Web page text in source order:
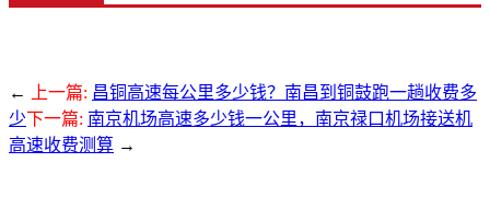
← 上一篇: 昌铜高速每公里多少钱？南昌到铜鼓跑一趟收费多
少下一篇: 南京机场高速多少钱一公里，南京禄口机场接送机
高速收费测算 →